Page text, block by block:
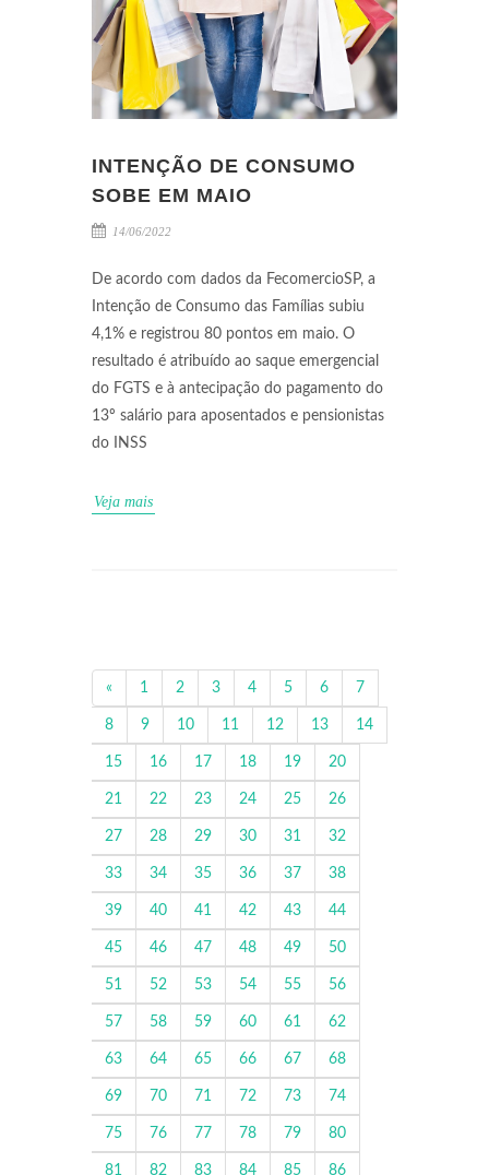
INTENÇÃO DE CONSUMO
SOBE EM MAIO
14/06/2022
De acordo com dados da FecomercioSP, a
Intenção de Consumo das Famílias subiu
4,1% e registrou 80 pontos em maio. O
resultado é atribuído ao saque emergencial
do FGTS e à antecipação do pagamento do
13º salário para aposentados e pensionistas
do INSS
Veja mais
« 1 2 3 4 5 6 7
8 9 10 11 12 13 14
15 16 17 18 19 20
21 22 23 24 25 26
27 28 29 30 31 32
33 34 35 36 37 38
39 40 41 42 43 44
45 46 47 48 49 50
51 52 53 54 55 56
57 58 59 60 61 62
63 64 65 66 67 68
69 70 71 72 73 74
75 76 77 78 79 80
81 82 83 84 85 86